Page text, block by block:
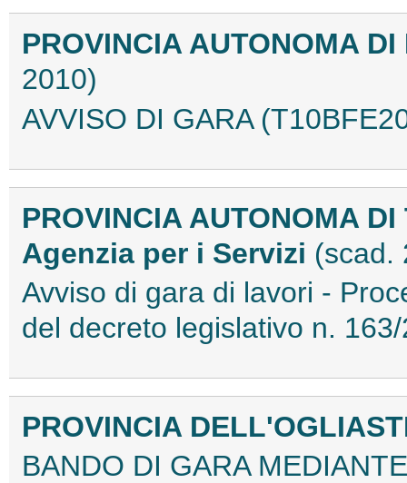
PROVINCIA AUTONOMA
2010)
AVVISO DI GARA
PROVINCIA AUTONOMA DI
Agenzia per i Servizi (scad.
Avviso di gara di lavori -
del decreto legislativo n.
PROVINCIA
BANDO DI GARA